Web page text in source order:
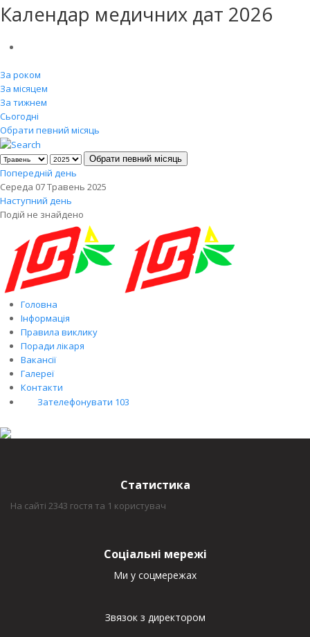
Календар медичних дат 2026
За роком
За місяцем
За тижнем
Сьогодні
Обрати певний місяць
Обрати певний місяць
Попередній день
Середа 07 Травень 2025
Наступний день
Подій не знайдено
Головна
Інформація
Правила виклику
Поради лікаря
Вакансії
Галереї
Контакти
Зателефонувати 103
Статистика
На сайті 2343 гостя та 1 користувач
Соціальні мережі
Ми у соцмережах
Звязок з директором